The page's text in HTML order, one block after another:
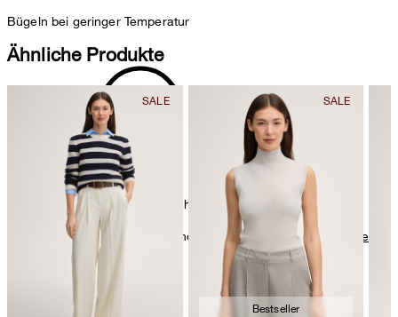
Bügeln bei geringer Temperatur
chemische Reinigung mit Perchlorethylen, schonend
Weitere Pflegeinformationen finden Sie unter:
Unsere Qualitäten:
Ähnliche Produkte
Bestseller